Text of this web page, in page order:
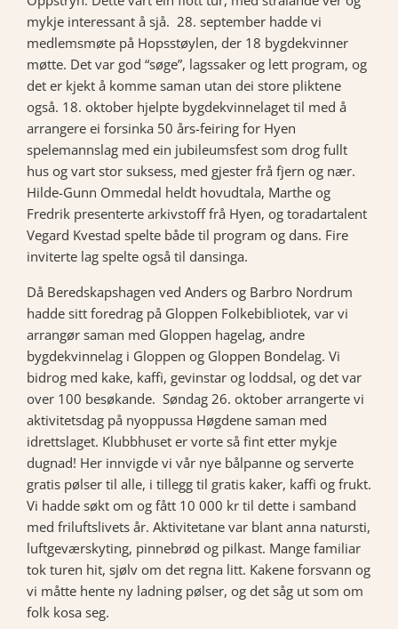
mykje interessant å sjå. 28. september hadde vi
medlemsmøte på Hopsstøylen, der 18 bygdekvinner
møtte. Det var god “søge”, lagssaker og lett program, og
det er kjekt å komme saman utan dei store pliktene
også. 18. oktober hjelpte bygdekvinnelaget til med å
arrangere ei forsinka 50 års-feiring for Hyen
spelemannslag med ein jubileumsfest som drog fullt
hus og vart stor suksess, med gjester frå fjern og nær.
Hilde-Gunn Ommedal heldt hovudtala, Marthe og
Fredrik presenterte arkivstoff frå Hyen, og toradartalent
Vegard Kvestad spelte både til program og dans. Fire
inviterte lag spelte også til dansinga.
Då Beredskapshagen ved Anders og Barbro Nordrum
hadde sitt foredrag på Gloppen Folkebibliotek, var vi
arrangør saman med Gloppen hagelag, andre
bygdekvinnelag i Gloppen og Gloppen Bondelag. Vi
bidrog med kake, kaffi, gevinstar og loddsal, og det var
over 100 besøkande. Søndag 26. oktober arrangerte vi
aktivitetsdag på nyoppussa Høgdene saman med
idrettslaget. Klubbhuset er vorte så fint etter mykje
dugnad! Her innvigde vi vår nye bålpanne og serverte
gratis pølser til alle, i tillegg til gratis kaker, kaffi og frukt.
Vi hadde søkt om og fått 10 000 kr til dette i samband
med friluftslivets år. Aktivitetane var blant anna natursti,
luftgeværskyting, pinnebrød og pilkast. Mange familiar
tok turen hit, sjølv om det regna litt. Kakene forsvann og
vi måtte hente ny ladning pølser, og det såg ut som om
folk kosa seg.